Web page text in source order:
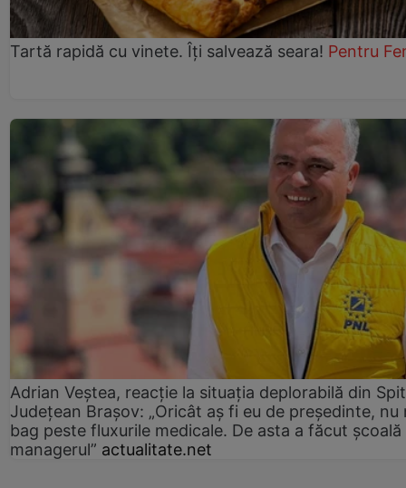
Tartă rapidă cu vinete. Îți salvează seara! Pentru
Adrian Veștea, reacție la situația deplorabilă din
Județean Brașov: „Oricât aș fi eu de președinte, nu
bag peste fluxurile medicale. De asta a făcut școală
managerul” actualitate.net